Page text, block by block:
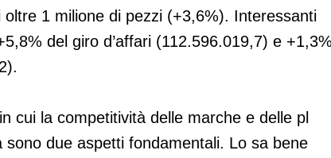
1 milione di pezzi (+3,6%). Interessanti
del giro d’affari (112.596.019,7) e +1,3%
cui la competitività delle marche e delle pl
sono due aspetti fondamentali. Lo sa bene